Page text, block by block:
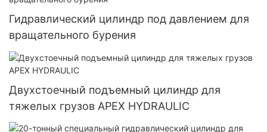
Гидравлический цилиндр под давлением для
вращательного бурения
Двухстоечный подъемный цилиндр для
тяжелых грузов APEX HYDRAULIC